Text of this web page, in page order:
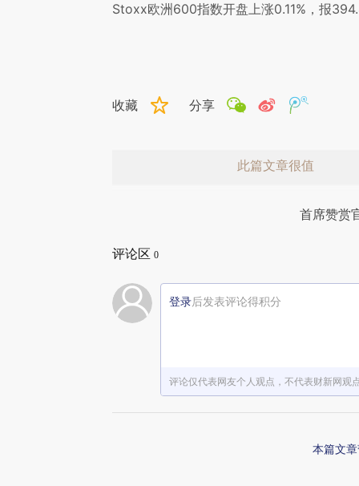
Stoxx欧洲600指数开盘上涨0.11%，报
收藏 分享
此篇文章很值
首席赞赏
评论区 0
登录后发表评论得积分
评论仅代表网友个人观点，不代表财新网观
本篇文